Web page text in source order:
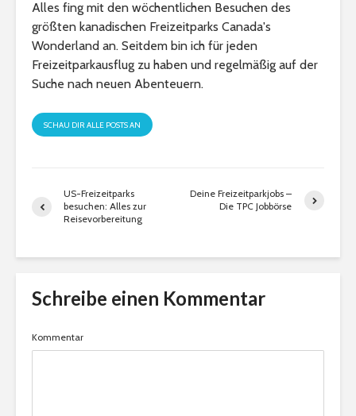
Alles fing mit den wöchentlichen Besuchen des
größten kanadischen Freizeitparks Canada's
Wonderland an. Seitdem bin ich für jeden
Freizeitparkausflug zu haben und regelmäßig auf der
Suche nach neuen Abenteuern.
SCHAU DIR ALLE POSTS AN
US-Freizeitparks
besuchen: Alles zur
Reisevorbereitung
Deine Freizeitparkjobs –
Die TPC Jobbörse
Schreibe einen Kommentar
Kommentar